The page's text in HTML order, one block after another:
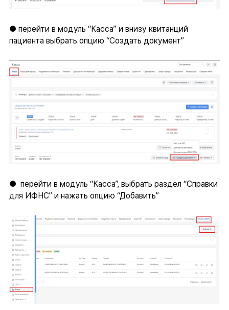
● перейти в модуль “Касса” и внизу квитанций
пациента выбрать опцию “Создать документ”
● перейти в модуль “Касса”, выбрать раздел “Справки
для ИФНС” и нажать опцию “Добавить”